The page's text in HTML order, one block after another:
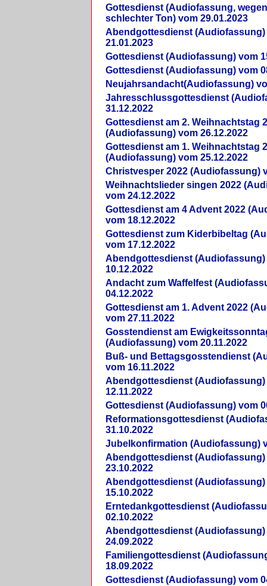
Gottesdienst (Audiofassung,
schlechter Ton) vom 29.01.2023
Abendgottesdienst (Audiofassung)
21.01.2023
Gottesdienst (Audiofassung) vom
Gottesdienst (Audiofassung) vom
Neujahrsandacht(Audiofassung)
Jahresschlussgottesdienst
31.12.2022
Gottesdienst am 2. Weihnachtstag
(Audiofassung) vom 26.12.2022
Gottesdienst am 1. Weihnachtstag
(Audiofassung) vom 25.12.2022
Christvesper 2022 (Audiofassung)
Weihnachtslieder singen 2022
vom 24.12.2022
Gottesdienst am 4 Advent 2022
vom 18.12.2022
Gottesdienst zum Kiderbibeltag
vom 17.12.2022
Abendgottesdienst (Audiofassung)
10.12.2022
Andacht zum Waffelfest
04.12.2022
Gottesdienst am 1. Advent 2022
vom 27.11.2022
Gosstendienst am
(Audiofassung) vom 20.11.2022
Buß- und Bettagsgosstendienst
vom 16.11.2022
Abendgottesdienst (Audiofassung)
12.11.2022
Gottesdienst (Audiofassung) vom
Reformationsgottesdienst
31.10.2022
Jubelkonfirmation (Audiofassung)
Abendgottesdienst (Audiofassung)
23.10.2022
Abendgottesdienst (Audiofassung)
15.10.2022
Erntedankgottesdienst
02.10.2022
Abendgottesdienst (Audiofassung)
24.09.2022
Familiengottesdienst
18.09.2022
Gottesdienst (Audiofassung) vom